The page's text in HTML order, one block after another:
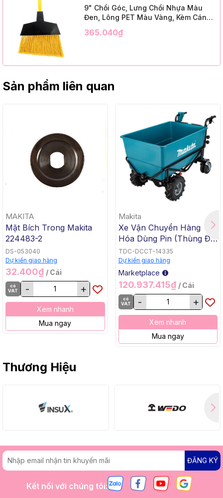
9" Chổi Góc, Lưng Chổi Nhựa Màu
Đen, Lông PET Màu Vàng, Kèm Cán
12 Bộ/Thùng (9" Angle Broom, Black
365.040₫
Sản phẩm liên quan
MAKITA
Mặt Bích Trong Makita
224483-2
DS-053040
Dự kiến giao hàng
32.400₫ / Cái
có
VAT
- +
Xem nhanh
Mua ngay
Makita
Xe Vận Chuyển Hàng
Hóa Dùng Pin (Thùng Đế
Bằng, BL, 18Vx2) Makita
DCU605Z
TDC-DCCT-14335
Dự kiến giao hàng
Marketplace
120.937.415₫ / Cái
có
VAT
- +
Xem nhanh
Mua ngay
Thương Hiệu
ĐĂNG KÝ
Kết nối với chúng tôi: